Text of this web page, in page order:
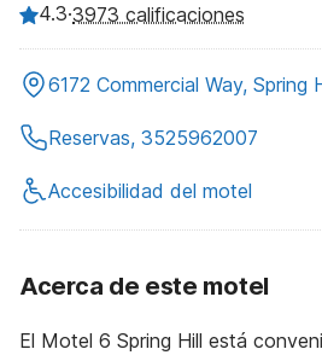
4.3·3973 calificaciones
6172 Commercial Way, Spring
Reservas, 3525962007
Accesibilidad del motel
Acerca de este motel
El Motel 6 Spring Hill está